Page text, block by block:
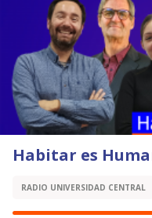
Habitar es
RADIO UNIVERSIDAD CENTRAL